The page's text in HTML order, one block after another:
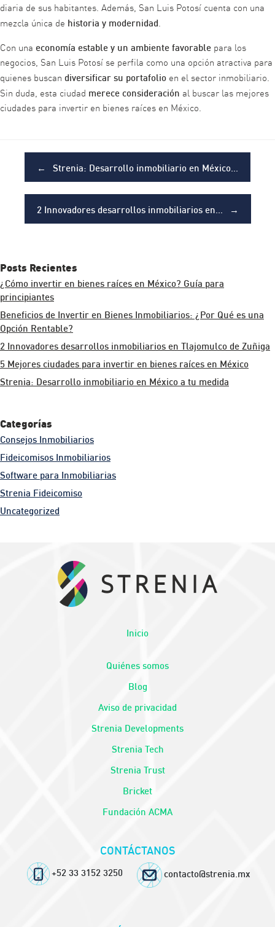
diaria de sus habitantes. Además, San Luis Potosí cuenta con una
mezcla única de historia y modernidad.
Con una economía estable y un ambiente favorable para los
negocios, San Luis Potosí se perfila como una opción atractiva para
quienes buscan diversificar su portafolio en el sector inmobiliario.
Sin duda, esta ciudad merece consideración al buscar las mejores
ciudades para invertir en bienes raíces en México.
← Strenia: Desarrollo inmobiliario en México…
2 Innovadores desarrollos inmobiliarios en… →
Posts Recientes
¿Cómo invertir en bienes raíces en México? Guía para
principiantes
Beneficios de Invertir en Bienes Inmobiliarios: ¿Por Qué es una
Opción Rentable?
2 Innovadores desarrollos inmobiliarios en Tlajomulco de Zuñiga
5 Mejores ciudades para invertir en bienes raíces en México
Strenia: Desarrollo inmobiliario en México a tu medida
Categorías
Consejos Inmobiliarios
Fideicomisos Inmobiliarios
Software para Inmobiliarias
Strenia Fideicomiso
Uncategorized
Inicio
Quiénes somos
Blog
Aviso de privacidad
Strenia Developments
Strenia Tech
Strenia Trust
Bricket
Fundación ACMA
CONTÁCTANOS
+52 33 3152 3250 contacto@strenia.mx